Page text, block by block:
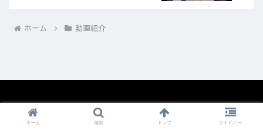
ホーム 動画紹介
© 2008-2026 1nico.
ホーム 検索 トップ サイドバー